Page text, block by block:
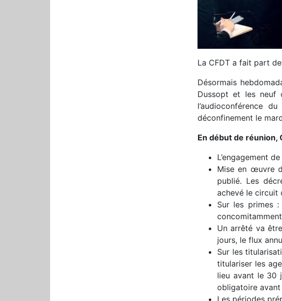
La CFDT a fait part
Désormais
Dussopt et les neuf
l’audioconférence
déconfinement le
En début de réunion,
L’engagement
Mise en œuvre
publié. Les
achevé le circuit
Sur les primes
Un arrêté va
jours, le flux
Sur les
titulariser les
lieu avant le 30
obligatoire
Les périodes